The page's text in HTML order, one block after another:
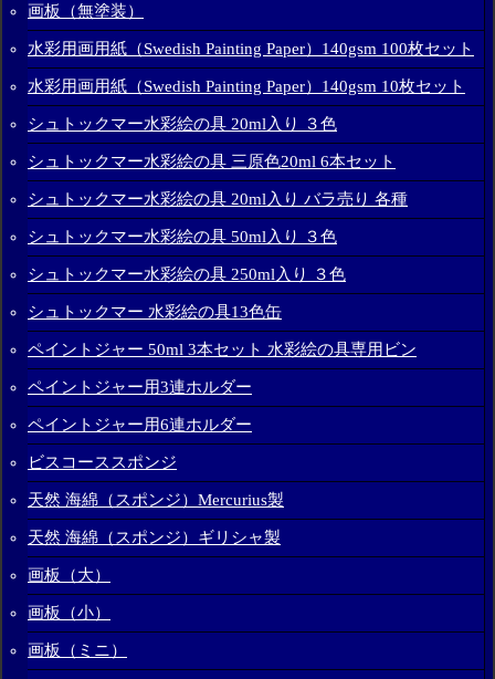
画板（無塗装）
水彩用画用紙（Swedish Painting Paper）140gsm 100枚セット
水彩用画用紙（Swedish Painting Paper）140gsm 10枚セット
シュトックマー水彩絵の具 20ml入り ３色
シュトックマー水彩絵の具 三原色20ml 6本セット
シュトックマー水彩絵の具 20ml入り バラ売り 各種
シュトックマー水彩絵の具 50ml入り ３色
シュトックマー水彩絵の具 250ml入り ３色
シュトックマー 水彩絵の具13色缶
ペイントジャー 50ml 3本セット 水彩絵の具専用ビン
ペイントジャー用3連ホルダー
ペイントジャー用6連ホルダー
ビスコーススポンジ
天然 海綿（スポンジ）Mercurius製
天然 海綿（スポンジ）ギリシャ製
画板（大）
画板（小）
画板（ミニ）